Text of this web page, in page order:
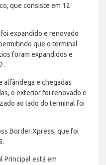
que consiste em 12
expandido e renovado
que o terminal
foram expandidos e
alfândega e chegadas
o exterior foi renovado e
ao lado do terminal foi
Border Xpress, que foi
Principal está em